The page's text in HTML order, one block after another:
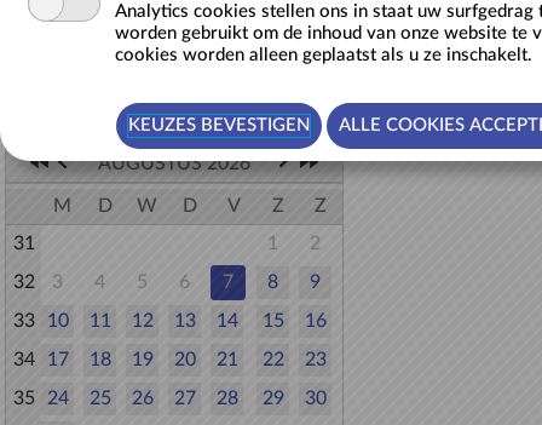
Terug naar lijst
Selecteer een datum
AUGUSTUS 2026
M D W D V Z
Z
31
1
2
32
3 4 5 6 7 8
9
33
10 11 12 13 14 15
16
34
17 18 19 20 21 22
23
35
24 25 26 27 28 29
30
Analytics cookies stellen ons in staat uw surfgedrag
worden gebruikt om de inhoud van onze website te
cookies worden alleen geplaatst als u ze inschakelt.